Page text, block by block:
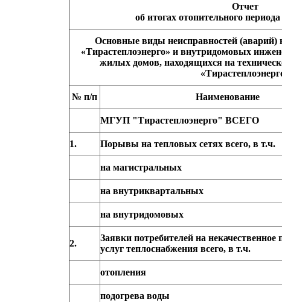
Отчет
об итогах отопительного
Основные виды неисправностей
«Тирастеплоэнерго» и внутридомовых
жилых домов, находящихся на
№ п/п Наименование
МГУП "Тирастеплоэнерго" ВСЕГО
1. Порывы на тепловых сетях всего, в т.ч.
на магистральных
на внутриквартальных
на внутридомовых
2.
Заявки потребителей на некачественное
услуг теплоснабжения всего, в т.ч.
отопления
подогрева воды